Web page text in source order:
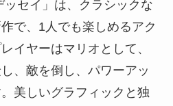
ッセイ」は、クラシックな
で、1人でも楽しめるアク
イヤーはマリオとして、
、敵を倒し、パワーアッ
美しいグラフィックと独